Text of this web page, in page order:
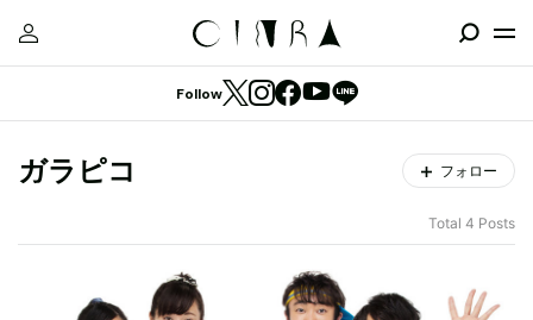
Follow
ガラピコ フォロー
Total 4 Posts